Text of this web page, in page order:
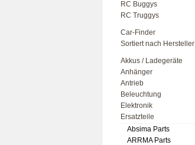
RC Buggys
RC Truggys
Car-Finder
Sortiert nach Hersteller
Akkus / Ladegeräte
Anhänger
Antrieb
Beleuchtung
Elektronik
Ersatzteile
Absima Parts
ARRMA Parts